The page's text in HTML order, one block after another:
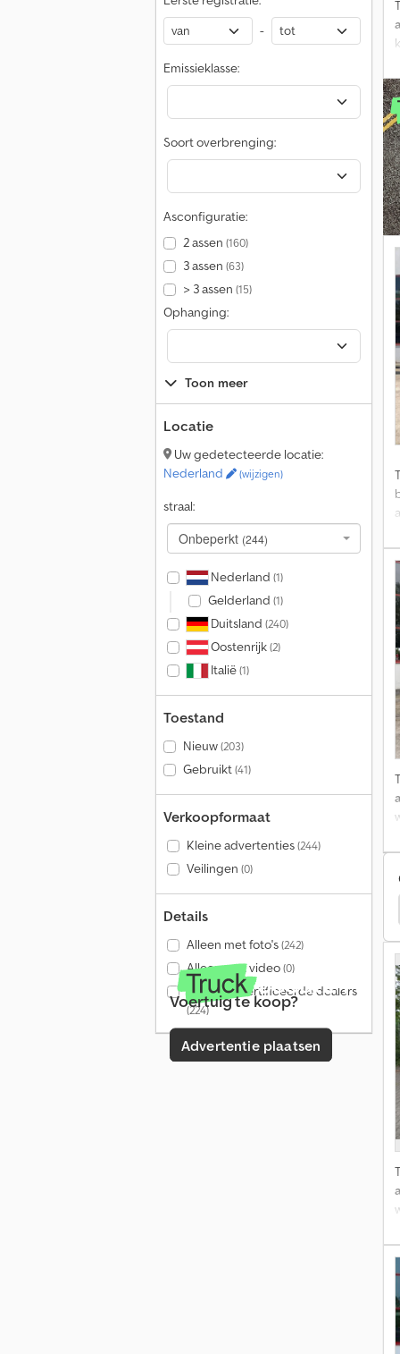
-
Emissieklasse:
Soort overbrenging:
Asconfiguratie:
2 assen (160)
3 assen (63)
> 3 assen (15)
Ophanging:
Toon meer
Locatie
Uw gedetecteerde locatie:
Nederland
(wijzigen)
straal:
Onbeperkt (244)
Nederland (1)
Gelderland (1)
Duitsland (240)
Oostenrijk(2)
Italië(1)
Toestand
Nieuw(203)
Gebruikt(41)
Verkoopformaat
Kleine advertenties(244)
Veilingen (0)
Details
Alleen met foto's(242)
Alleen met video(0)
Alleen gecertificeerde dealers
(224)
Voertuig te koop?
Advertentie plaatsen
Excalibur Aanhangers